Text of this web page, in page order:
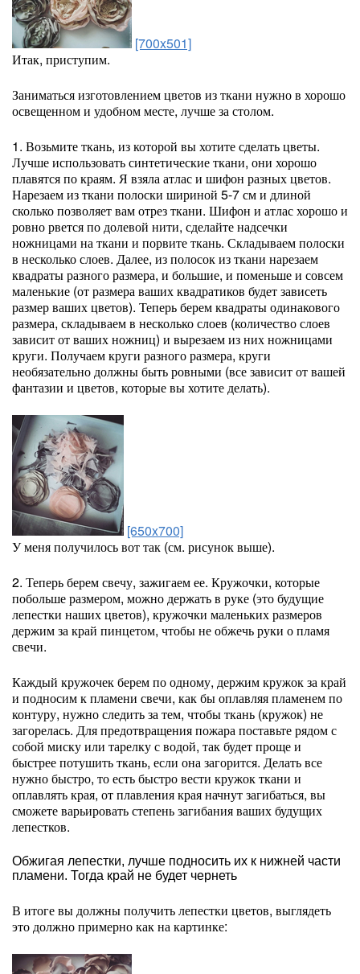
[700x501]
Итак, приступим.
Заниматься изготовлением цветов из ткани нужно в хорошо
освещенном и удобном месте, лучше за столом.
1. Возьмите ткань, из которой вы хотите сделать цветы.
Лучше использовать синтетические ткани, они хорошо
плавятся по краям. Я взяла атлас и шифон разных цветов.
Нарезаем из ткани полоски шириной 5-7 см и длиной
сколько позволяет вам отрез ткани. Шифон и атлас хорошо и
ровно рвется по долевой нити, сделайте надсечки
ножницами на ткани и порвите ткань. Складываем полоски
в несколько слоев. Далее, из полосок из ткани нарезаем
квадраты разного размера, и большие, и поменьше и совсем
маленькие (от размера ваших квадратиков будет зависеть
размер ваших цветов). Теперь берем квадраты одинакового
размера, складываем в несколько слоев (количество слоев
зависит от ваших ножниц) и вырезаем из них ножницами
круги. Получаем круги разного размера, круги
необязательно должны быть ровными (все зависит от вашей
фантазии и цветов, которые вы хотите делать).
[650x700]
У меня получилось вот так (см. рисунок выше).
2. Теперь берем свечу, зажигаем ее. Кружочки, которые
побольше размером, можно держать в руке (это будущие
лепестки наших цветов), кружочки маленьких размеров
держим за край пинцетом, чтобы не обжечь руки о пламя
свечи.
Каждый кружочек берем по одному, держим кружок за край
и подносим к пламени свечи, как бы оплавляя пламенем по
контуру, нужно следить за тем, чтобы ткань (кружок) не
загорелась. Для предотвращения пожара поставьте рядом с
собой миску или тарелку с водой, так будет проще и
быстрее потушить ткань, если она загорится. Делать все
нужно быстро, то есть быстро вести кружок ткани и
оплавлять края, от плавления края начнут загибаться, вы
сможете варьировать степень загибания ваших будущих
лепестков.
Обжигая лепестки, лучше подносить их к нижней части
пламени. Тогда край не будет чернеть
В итоге вы должны получить лепестки цветов, выглядеть
это должно примерно как на картинке: